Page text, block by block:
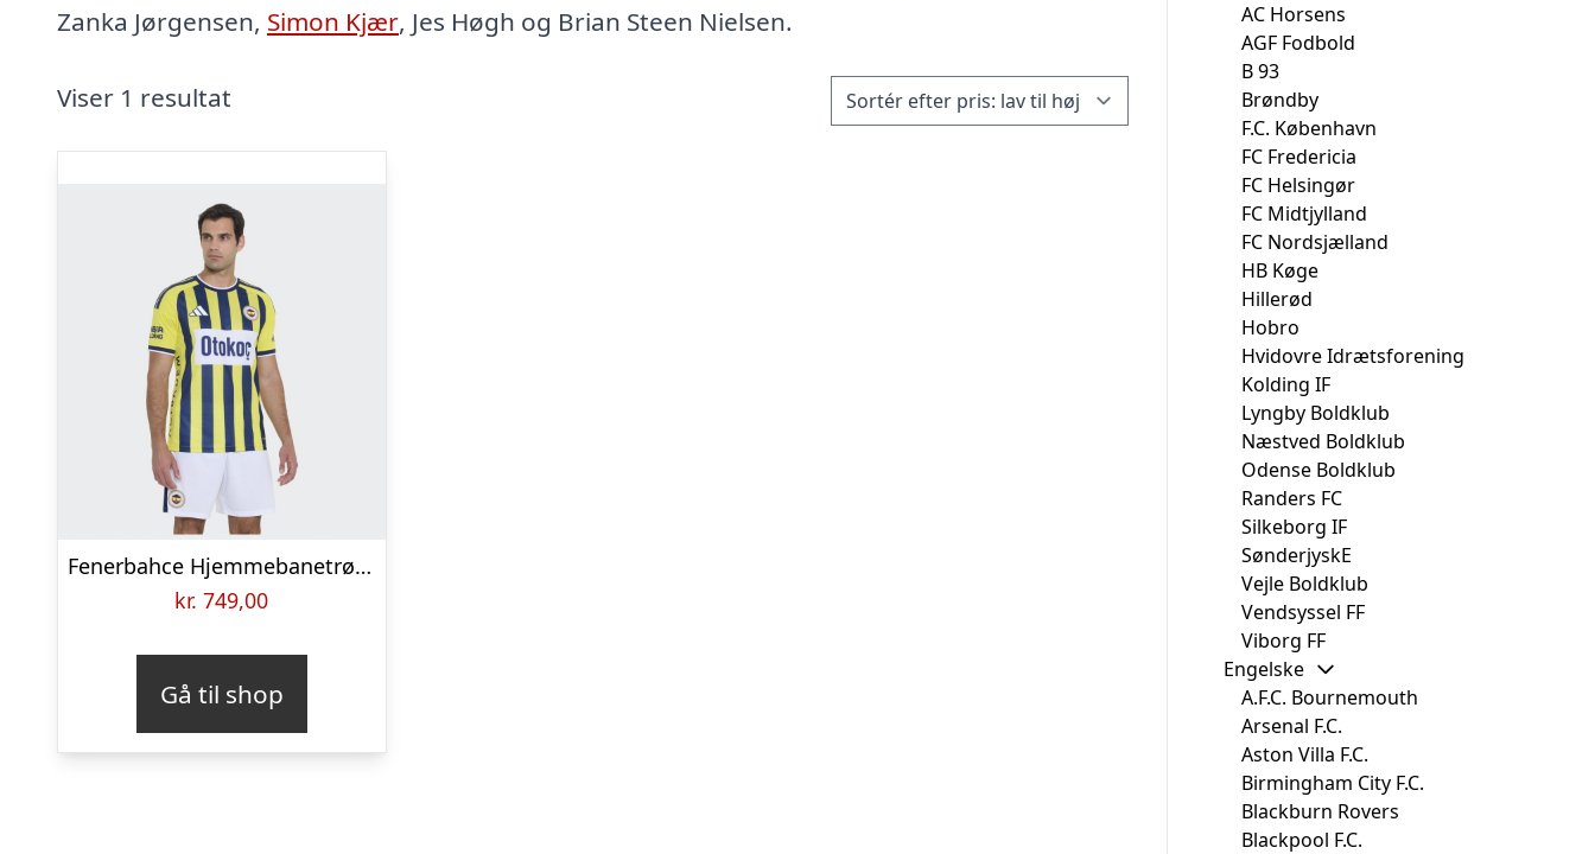
Zanka Jørgensen, Simon Kjær, Jes Høgh og Brian Steen Nielsen.
Viser 1 resultat
Fenerbahce Hjemmebanetrøje 2026/27
kr. 749,00
Gå til shop
AC Horsens
AGF Fodbold
B 93
Brøndby
F.C. København
FC Fredericia
FC Helsingør
FC Midtjylland
FC Nordsjælland
HB Køge
Hillerød
Hobro
Hvidovre Idrætsforening
Kolding IF
Lyngby Boldklub
Næstved Boldklub
Odense Boldklub
Randers FC
Silkeborg IF
SønderjyskE
Vejle Boldklub
Vendsyssel FF
Viborg FF
Engelske
A.F.C. Bournemouth
Arsenal F.C.
Aston Villa F.C.
Birmingham City F.C.
Blackburn Rovers
Blackpool F.C.